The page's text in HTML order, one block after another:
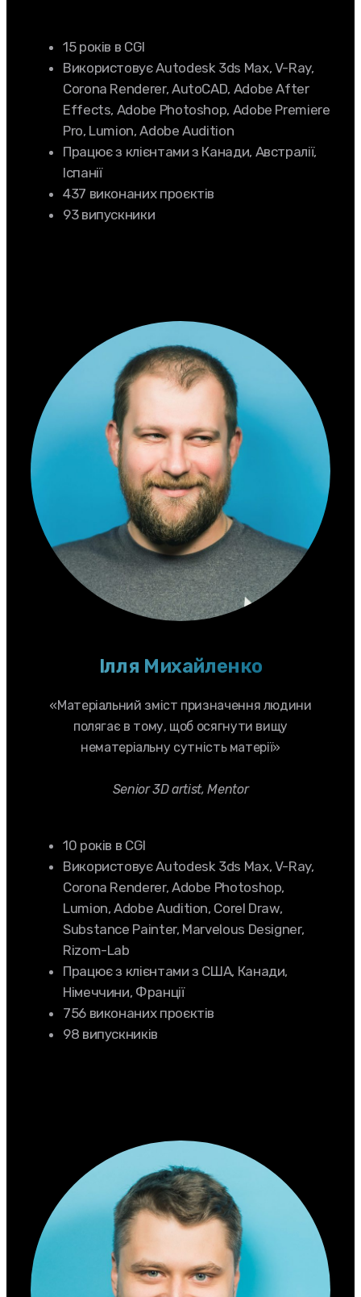
15 років в CGI
Використовує Autodesk 3ds Max, V-Ray,
Corona Renderer, AutoCAD, Adobe After
Effects, Adobe Photoshop, Adobe Premiere
Pro, Lumion, Adobe Audition
Працює з клієнтами з Канади, Австралії,
Іспанії
437 виконаних проєктів
93 випускники
Ілля Михайленко
«Матеріальний зміст призначення людини
полягає в тому, щоб осягнути вищу
нематеріальну сутність матерії»
Senior 3D artist, Mentor
10 років в CGI
Використовує Autodesk 3ds Max, V-Ray,
Corona Renderer, Adobe Photoshop,
Lumion, Adobe Audition, Corel Draw,
Substance Painter, Marvelous Designer,
Rizom-Lab
Працює з клієнтами з США, Канади,
Німеччини, Франції
756 виконаних проєктів
98 випускників